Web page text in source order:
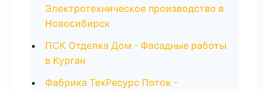
Электротехническое производство в
Новосибирск
ПСК Отделка Дом - Фасадные работы
в Курган
Фабрика ТехРесурс Поток -